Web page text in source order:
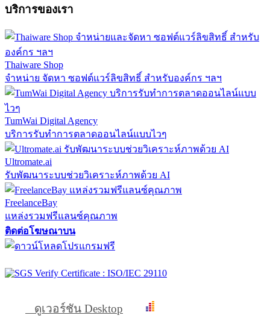
บริการของเรา
Thaiware Shop
จำหน่าย จัดหา ซอฟต์แวร์ลิขสิทธิ์ สำหรับองค์กร ฯลฯ
TumWai Digital Agency
บริการรับทำการตลาดออนไลน์แบบไวๆ
Ultromate.ai
รับพัฒนาระบบช่วยวิเคราะห์ภาพด้วย AI
FreelanceBay
แหล่งรวมฟรีแลนซ์คุณภาพ
ติดต่อโฆษณาบน
ดูเวอร์ชัน Desktop